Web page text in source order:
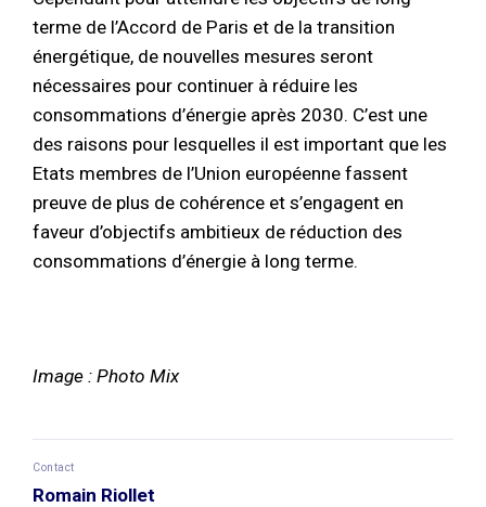
terme de l’Accord de Paris et de la transition
énergétique, de nouvelles mesures seront
nécessaires pour continuer à réduire les
consommations d’énergie après 2030. C’est une
des raisons pour lesquelles il est important que les
Etats membres de l’Union européenne fassent
preuve de plus de cohérence et s’engagent en
faveur d’objectifs ambitieux de réduction des
consommations d’énergie à long terme.
Image : Photo Mix
Contact
Romain Riollet